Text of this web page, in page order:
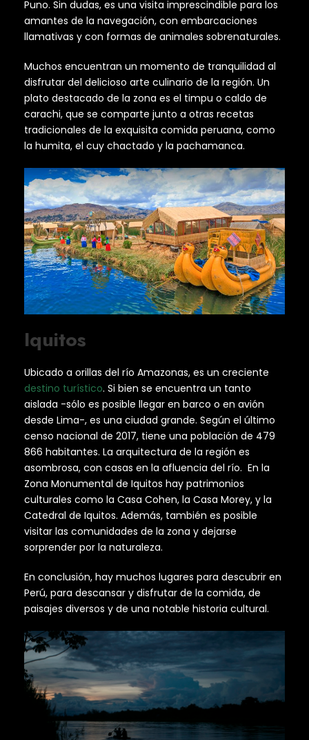
Puno. Sin dudas, es una visita imprescindible para los
amantes de la navegación, con embarcaciones
llamativas y con formas de animales sobrenaturales.
Muchos encuentran un momento de tranquilidad al
disfrutar del delicioso arte culinario de la región. Un
plato destacado de la zona es el timpu o caldo de
carachi, que se comparte junto a otras recetas
tradicionales de la exquisita comida peruana, como
la humita, el cuy chactado y la pachamanca.
Iquitos
Ubicado a orillas del río Amazonas, es un creciente
destino turístico. Si bien se encuentra un tanto
aislada -sólo es posible llegar en barco o en avión
desde Lima-, es una ciudad grande. Según el último
censo nacional de 2017, tiene una población de 479
866 habitantes. La arquitectura de la región es
asombrosa, con casas en la afluencia del río. En la
Zona Monumental de Iquitos hay patrimonios
culturales como la Casa Cohen, la Casa Morey, y la
Catedral de Iquitos. Además, también es posible
visitar las comunidades de la zona y dejarse
sorprender por la naturaleza.
En conclusión, hay muchos lugares para descubrir en
Perú, para descansar y disfrutar de la comida, de
paisajes diversos y de una notable historia cultural.